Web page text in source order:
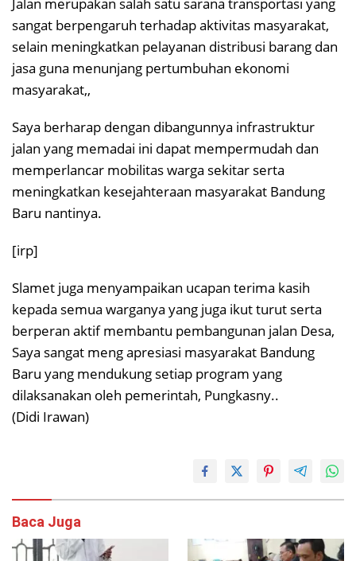
sangat berpengaruh terhadap aktivitas masyarakat,
selain meningkatkan pelayanan distribusi barang dan
jasa guna menunjang pertumbuhan ekonomi
masyarakat,,
Saya berharap dengan dibangunnya infrastruktur
jalan yang memadai ini dapat mempermudah dan
memperlancar mobilitas warga sekitar serta
meningkatkan kesejahteraan masyarakat Bandung
Baru nantinya.
[irp]
Slamet juga menyampaikan ucapan terima kasih
kepada semua warganya yang juga ikut turut serta
berperan aktif membantu pembangunan jalan Desa,
Saya sangat meng apresiasi masyarakat Bandung
Baru yang mendukung setiap program yang
dilaksanakan oleh pemerintah, Pungkasny..
(Didi Irawan)
Baca Juga